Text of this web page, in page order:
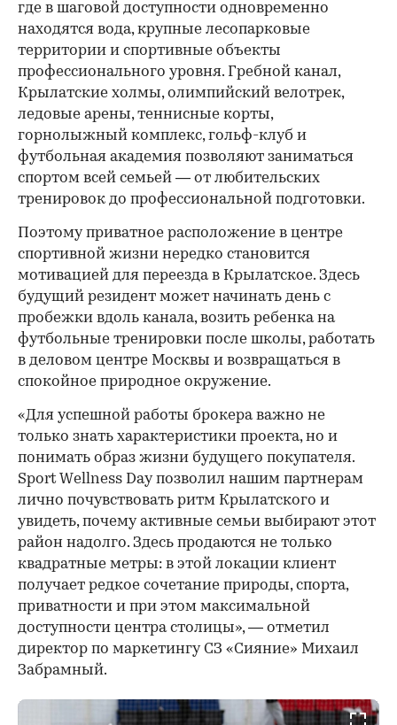
где в шаговой доступности одновременно
находятся вода, крупные лесопарковые
территории и спортивные объекты
профессионального уровня. Гребной канал,
Крылатские холмы, олимпийский велотрек,
ледовые арены, теннисные корты,
горнолыжный комплекс, гольф-клуб и
футбольная академия позволяют заниматься
спортом всей семьей — от любительских
тренировок до профессиональной подготовки.
Поэтому приватное расположение в центре
спортивной жизни нередко становится
мотивацией для переезда в Крылатское. Здесь
будущий резидент может начинать день с
пробежки вдоль канала, возить ребенка на
футбольные тренировки после школы, работать
в деловом центре Москвы и возвращаться в
спокойное природное окружение.
«Для успешной работы брокера важно не
только знать характеристики проекта, но и
понимать образ жизни будущего покупателя.
Sport Wellness Day позволил нашим партнерам
лично почувствовать ритм Крылатского и
увидеть, почему активные семьи выбирают этот
район надолго. Здесь продаются не только
квадратные метры: в этой локации клиент
получает редкое сочетание природы, спорта,
приватности и при этом максимальной
доступности центра столицы», — отметил
директор по маркетингу СЗ «Сияние» Михаил
Забрамный.